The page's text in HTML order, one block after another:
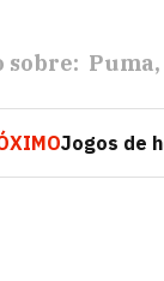
sobre: Puma
Jogos de